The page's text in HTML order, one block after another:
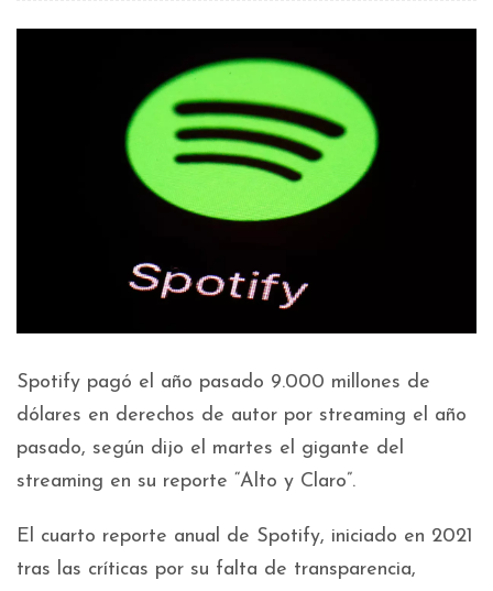
Spotify pagó el año pasado 9.000 millones de
dólares en derechos de autor por streaming el año
pasado, según dijo el martes el gigante del
streaming en su reporte “Alto y Claro”.
El cuarto reporte anual de Spotify, iniciado en 2021
tras las críticas por su falta de transparencia,